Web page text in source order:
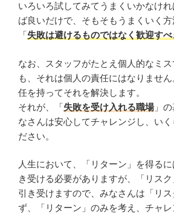
いろいろ試してみてうまくいかなけ
ば良いだけで、そもそもうまくいく方
「失敗は避けるものではなく歓迎す
なお、スタッフがたとえ個人的なミ
も、それは個人の責任にはなりませ
任を持ってそれを解決します。
それが、「失敗を受け入れる職場」の
なさんは安心してチャレンジし、いく
ださい。
人生において、「リターン」を得る
き受ける必要がありますが、「リス
引き受けますので、みなさんは「リ
ず、「リターン」のみを考え、チャ